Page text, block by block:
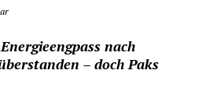
nach
– doch Paks